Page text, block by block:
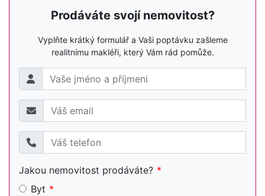
Prodáváte svojí nemovitost?
Vyplňte krátký formulář a Vaši poptávku zašleme
realitnímu makléři, který Vám rád pomůže.
Jakou nemovitost prodáváte?
Byt